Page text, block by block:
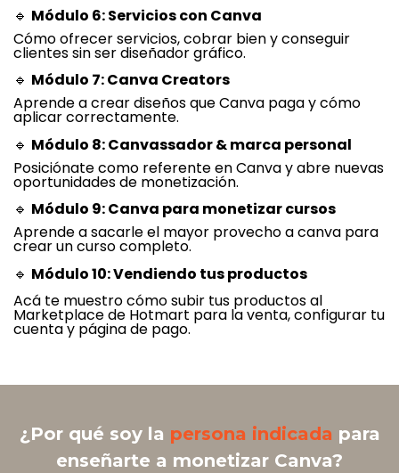
🔹 Módulo 6: Servicios con Canva
Cómo ofrecer servicios, cobrar bien y conseguir
clientes sin ser diseñador gráfico.
🔹 Módulo 7: Canva Creators
Aprende a crear diseños que Canva paga y cómo
aplicar correctamente.
🔹 Módulo 8: Canvassador & marca personal
Posiciónate como referente en Canva y abre nuevas
oportunidades de monetización.
🔹 Módulo 9: Canva para monetizar cursos
Aprende a sacarle el mayor provecho a canva para
crear un curso completo.
🔹 Módulo 10: Vendiendo tus productos
Acá te muestro cómo subir tus productos al
Marketplace de Hotmart para la venta, configurar tu
cuenta y página de pago.
¿Por qué soy la persona indicada para
enseñarte a monetizar Canva?